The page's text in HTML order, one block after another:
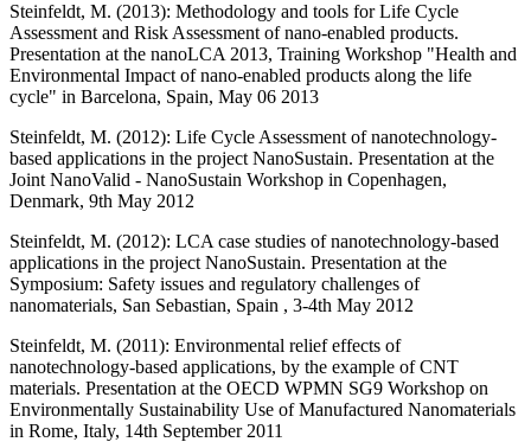
Steinfeldt, M. (2013): Methodology and tools for Life Cycle
Assessment and Risk Assessment of nano-enabled products.
Presentation at the nanoLCA 2013, Training Workshop "Health and
Environmental Impact of nano-enabled products along the life
cycle" in Barcelona, Spain, May 06 2013
Steinfeldt, M. (2012): Life Cycle Assessment of nanotechnology-
based applications in the project NanoSustain. Presentation at the
Joint NanoValid - NanoSustain Workshop in Copenhagen,
Denmark, 9th May 2012
Steinfeldt, M. (2012): LCA case studies of nanotechnology-based
applications in the project NanoSustain. Presentation at the
Symposium: Safety issues and regulatory challenges of
nanomaterials, San Sebastian, Spain , 3-4th May 2012
Steinfeldt, M. (2011): Environmental relief effects of
nanotechnology-based applications, by the example of CNT
materials. Presentation at the OECD WPMN SG9 Workshop on
Environmentally Sustainability Use of Manufactured Nanomaterials
in Rome, Italy, 14th September 2011